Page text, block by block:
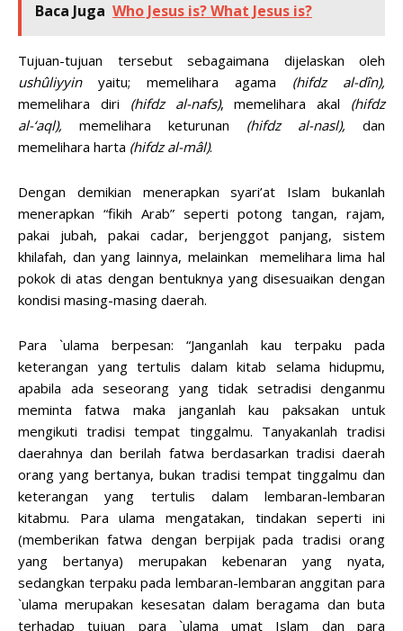
Baca Juga Who Jesus is? What Jesus is?
Tujuan-tujuan tersebut sebagaimana dijelaskan oleh
ushûliyyinyaitu; memelihara agama (hifdz al-dîn),
memelihara diri (hifdz al-nafs), memelihara akal (hifdz
al-‘aql), memelihara keturunan (hifdz al-nasl), dan
memelihara harta (hifdz al-mâl).
Dengan demikian menerapkan syari’at Islam bukanlah
menerapkan “fikih Arab” seperti potong tangan, rajam,
pakai jubah, pakai cadar, berjenggot panjang, sistem
khilafah, dan yang lainnya, melainkan memelihara lima hal
pokok di atas dengan bentuknya yang disesuaikan dengan
kondisi masing-masing daerah.
Para `ulama berpesan: “Janganlah kau terpaku pada
keterangan yang tertulis dalam kitab selama hidupmu,
apabila ada seseorang yang tidak setradisi denganmu
meminta fatwa maka janganlah kau paksakan untuk
mengikuti tradisi tempat tinggalmu. Tanyakanlah tradisi
daerahnya dan berilah fatwa berdasarkan tradisi daerah
orang yang bertanya, bukan tradisi tempat tinggalmu dan
keterangan yang tertulis dalam lembaran-lembaran
kitabmu. Para ulama mengatakan, tindakan seperti ini
(memberikan fatwa dengan berpijak pada tradisi orang
yang bertanya) merupakan kebenaran yang nyata,
sedangkan terpaku pada lembaran-lembaran anggitan para
`ulama merupakan kesesatan dalam beragama dan buta
terhadap tujuan para `ulama umat Islam dan para